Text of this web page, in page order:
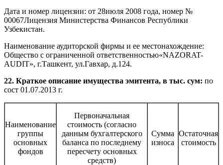
Дата и номер лицензии: от 28июля 2008 года, номер №
00067Лицензия Министерства Финансов Республики
Узбекистан.
Наименование аудиторской фирмы и ее местонахождение:
Общество с ограниченной ответственностью«NAZORAT-
AUDIT», г.Ташкент, ул.Гавхар, д.124.
22. Краткое описание имущества эмитента, в тыс. сум: по
сост 01.07.2013 г.
Наименование
группы
основных
фондов
Первоначальная
стоимость (согласно
данным бухгалтерского
баланса по последнему
пересчету основных
средств)
Сумма
износа
Остаточная
стоимость